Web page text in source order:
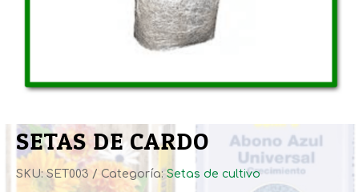
SETAS DE CARDO
SKU:SET003 Categoría:Setas de cultivo